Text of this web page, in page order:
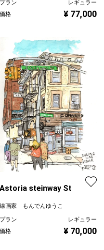
プラン
レギュラー
価格
¥ 77,000
Astoria steinway St
線画家 もんでんゆうこ
プラン
レギュラー
価格
¥ 70,000